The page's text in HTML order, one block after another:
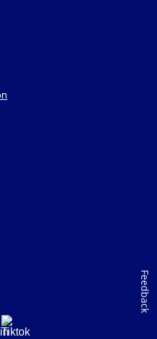
Feedback